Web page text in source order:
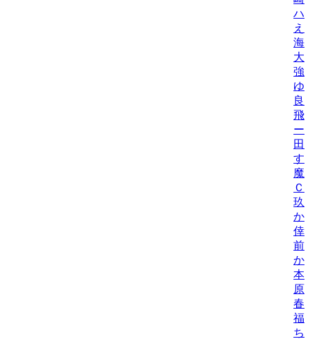
ハ
え
海
大
強/
ゆ
良
飛
ー
田
す
魔
Ｃ
玖/
か/
倖
前
か/
本
原
春/
福
ち